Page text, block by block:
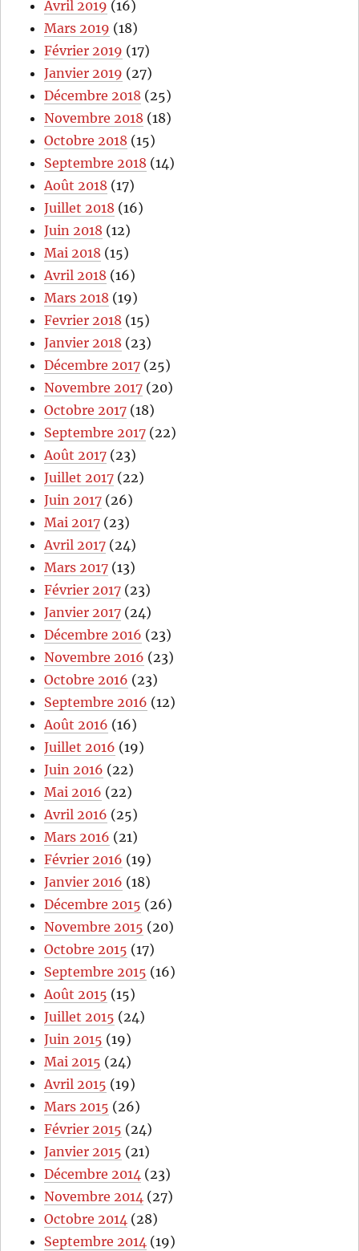
Avril 2019 (16)
Mars 2019 (18)
Février 2019 (17)
Janvier 2019 (27)
Décembre 2018 (25)
Novembre 2018 (18)
Octobre 2018 (15)
Septembre 2018 (14)
Août 2018 (17)
Juillet 2018 (16)
Juin 2018 (12)
Mai 2018 (15)
Avril 2018 (16)
Mars 2018 (19)
Fevrier 2018 (15)
Janvier 2018 (23)
Décembre 2017 (25)
Novembre 2017 (20)
Octobre 2017 (18)
Septembre 2017 (22)
Août 2017 (23)
Juillet 2017 (22)
Juin 2017 (26)
Mai 2017 (23)
Avril 2017 (24)
Mars 2017 (13)
Février 2017 (23)
Janvier 2017 (24)
Décembre 2016 (23)
Novembre 2016 (23)
Octobre 2016 (23)
Septembre 2016 (12)
Août 2016 (16)
Juillet 2016 (19)
Juin 2016 (22)
Mai 2016 (22)
Avril 2016 (25)
Mars 2016 (21)
Février 2016 (19)
Janvier 2016 (18)
Décembre 2015 (26)
Novembre 2015 (20)
Octobre 2015 (17)
Septembre 2015 (16)
Août 2015 (15)
Juillet 2015 (24)
Juin 2015 (19)
Mai 2015 (24)
Avril 2015 (19)
Mars 2015 (26)
Février 2015 (24)
Janvier 2015 (21)
Décembre 2014 (23)
Novembre 2014 (27)
Octobre 2014 (28)
Septembre 2014 (19)